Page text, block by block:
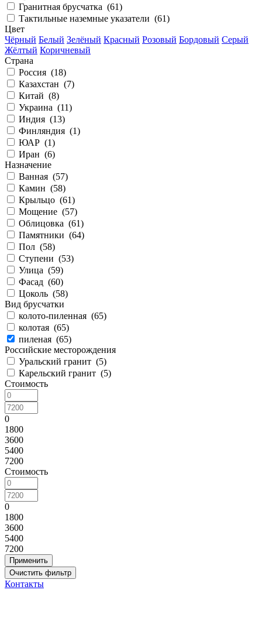
Гранитная брусчатка (61)
Тактильные наземные указатели (61)
Цвет
Чёрный Белый Зелёный Красный Розовый Бордовый Серый
Жёлтый Коричневый
Страна
Россия (18)
Казахстан (7)
Китай (8)
Украина (11)
Индия (13)
Финляндия (1)
ЮАР (1)
Иран (6)
Назначение
Ванная (57)
Камин (58)
Крыльцо (61)
Мощение (57)
Облицовка (61)
Памятники (64)
Пол (58)
Ступени (53)
Улица (59)
Фасад (60)
Цоколь (58)
Вид брусчатки
колото-пиленная (65)
колотая (65)
пиленая (65)
Российские месторождения
Уральский гранит (5)
Карельский гранит (5)
Стоимость
0
1800
3600
5400
7200
Стоимость
0
1800
3600
5400
7200
Контакты